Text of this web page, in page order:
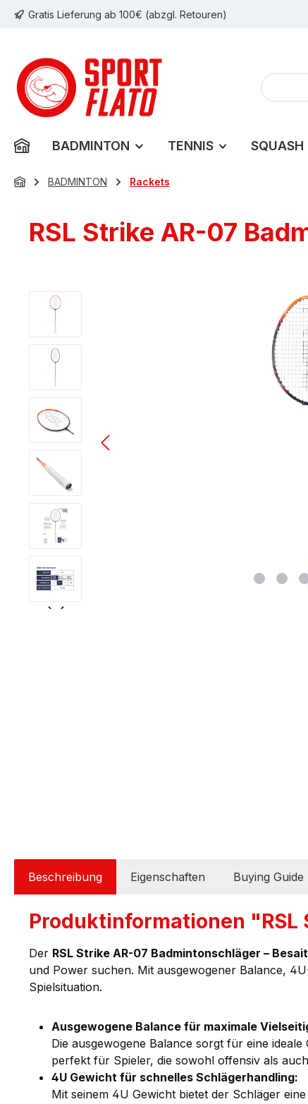
Hauptinhalt springen
Zur Suche springen
Zur Hauptnavigation springen
Gratis Lieferung ab 100€ (abzgl. Retouren)
BADMINTON TENNIS SQUASH
BADMINTON Rackets
RSL Strike AR-07
Bildergalerie überspringen
Beschreibung Eigenschaften Buying Guide
Produktinformationen "RSL
Der RSL Strike AR-07 Badmintonschläger –
und Power suchen. Mit ausgewogener Balance,
Spielsituation.
Ausgewogene Balance für maximale
Die ausgewogene Balance sorgt für eine
perfekt für Spieler, die sowohl offensiv als
4U Gewicht für schnelles Schlägerhandling:
Mit seinem 4U Gewicht bietet der Schläger